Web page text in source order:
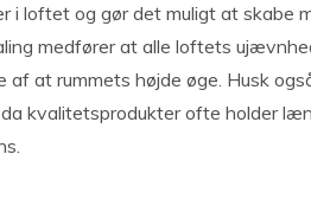
i loftet og gør det muligt at skabe
medfører at alle loftets
af at rummets højde øge. Husk
kvalitetsprodukter ofte holder